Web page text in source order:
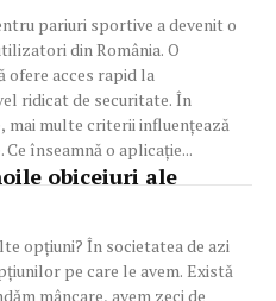
pariuri sportive a devenit o
din România. O
ofere acces rapid la
ridicat de securitate. În
mai multe criterii influențează
experiența generală de utilizare. Ce înseamnă o aplicație...
obiceiuri ale
opțiuni? În societatea de azi
pe care le avem. Există
mâncare, avem zeci de